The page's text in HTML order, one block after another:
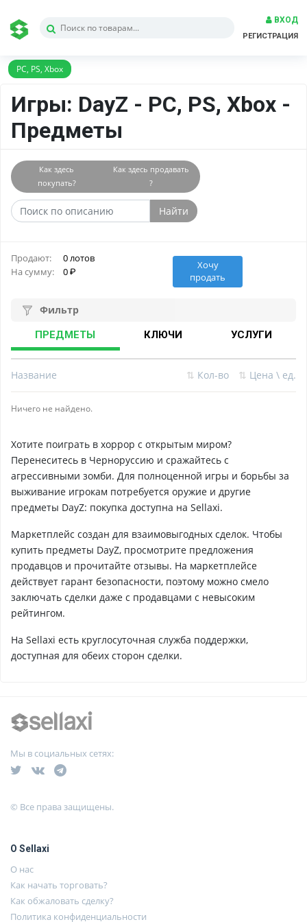
ВХОД
РЕГИСТРАЦИЯ
PC, PS, Xbox
Игры: DayZ - PC, PS, Xbox -
Предметы
Как здесь
покупать?
Как здесь продавать
?
Найти
Продают:
0 лотов
На сумму:
0
Хочу
продать
Фильтр
ПРЕДМЕТЫ КЛЮЧИ УСЛУГИ
Название ⇅ Кол-во ⇅ Цена \ ед.
Ничего не найдено.
Хотите поиграть в хоррор с открытым миром?
Перенеситесь в Черноруссию и сражайтесь с
агрессивными зомби. Для полноценной игры и борьбы за
выживание игрокам потребуется оружие и другие
предметы DayZ: покупка доступна на Sellaxi.
Маркетплейс создан для взаимовыгодных сделок. Чтобы
купить предметы DayZ, просмотрите предложения
продавцов и прочитайте отзывы. На маркетплейсе
действует гарант безопасности, поэтому можно смело
заключать сделки даже с продавцами с невысоким
рейтингом.
На Sellaxi есть круглосуточная служба поддержки,
доступная для обеих сторон сделки.
Мы в социальных сетях:
© Все права защищены.
О Sellaxi
О нас
Как начать торговать?
Как обжаловать сделку?
Политика конфиденциальности